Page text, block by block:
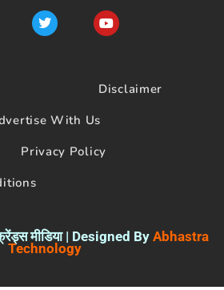
T
w
Y
o
b
e
Disclaimer
With Us
Privacy Policy
मीडिया | Designed By Abhastra
Technology